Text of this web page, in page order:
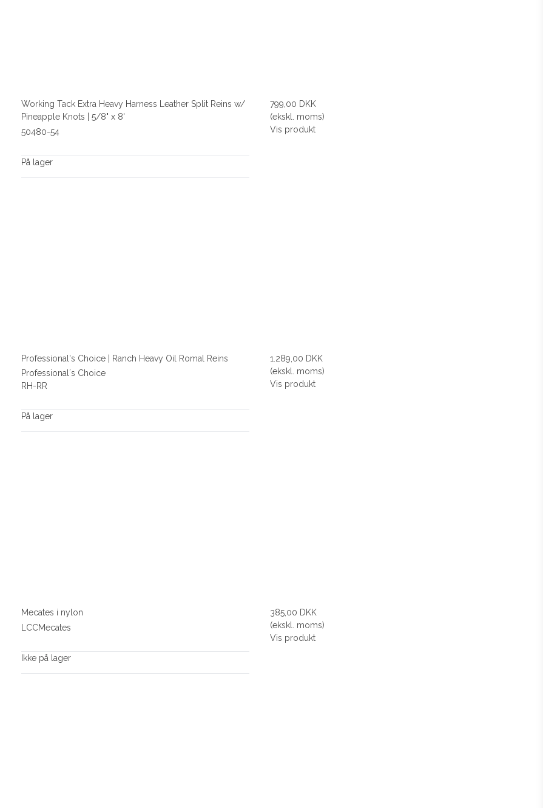
Working Tack Extra Heavy Harness Leather Split Reins w/
Pineapple Knots | 5/8" x 8'
50480-54
På lager
799,00 DKK
(ekskl. moms)
Vis produkt
Professional's Choice | Ranch Heavy Oil Romal Reins
Professional´s Choice
RH-RR
På lager
1.289,00 DKK
(ekskl. moms)
Vis produkt
Mecates i nylon
LCCMecates
Ikke på lager
385,00 DKK
(ekskl. moms)
Vis produkt